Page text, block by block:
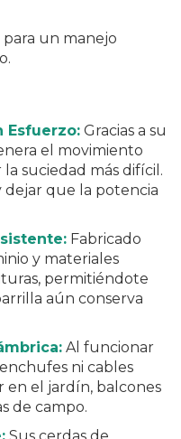
para un manejo
Esfuerzo: Gracias a su
el movimiento
suciedad más difícil.
dejar que la potencia
Fabricado
y materiales
permitiéndote
aún conserva
Al funcionar
ni cables
en el jardín, balcones
de campo.